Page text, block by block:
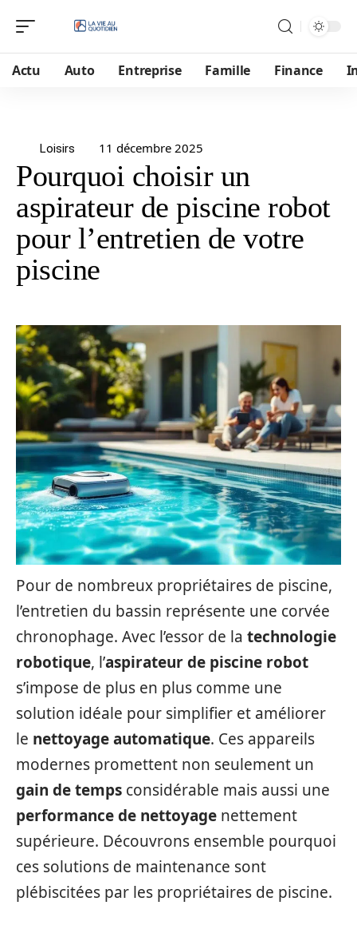
Actu Auto Entreprise Famille Finance
Loisirs 11 décembre 2025
Pourquoi choisir un
aspirateur de piscine robot
pour l’entretien de votre
piscine
Pour de nombreux propriétaires de piscine,
l’entretien du bassin représente une corvée
chronophage. Avec l’essor de la technologie
robotique, l’aspirateur de piscine robot
s’impose de plus en plus comme une
solution idéale pour simplifier et améliorer
le nettoyage automatique. Ces appareils
modernes promettent non seulement un
gain de temps considérable mais aussi une
performance de nettoyage nettement
supérieure. Découvrons ensemble pourquoi
ces solutions de maintenance sont
plébiscitées par les propriétaires de piscine.